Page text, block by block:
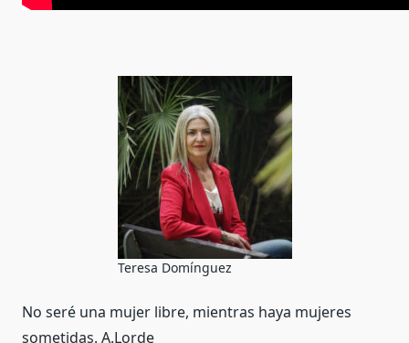
Teresa Domínguez
No seré una mujer libre, mientras haya mujeres
sometidas. A.Lorde